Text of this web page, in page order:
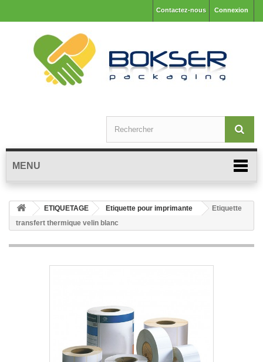
Connexion
Contactez-nous
MENU
ETIQUETAGE Etiquette pour imprimante
Etiquette
transfert thermique velin blanc